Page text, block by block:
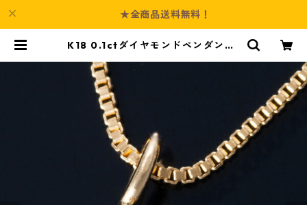
★全商品送料無料！
K18 0.1ctダイヤモンドペンダント/
別書付き） ジュエリー アクセサリ
ー レディース | Culture-Booth